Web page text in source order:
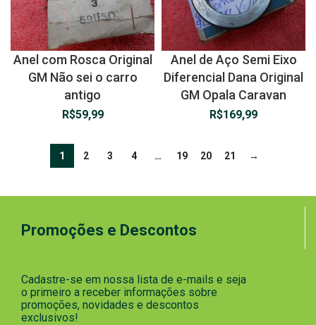
Anel com Rosca Original
GM Não sei o carro
antigo
R$59,99
Anel de Aço Semi Eixo
Diferencial Dana Original
GM Opala Caravan
R$169,99
1 2 3 4 … 19 20 21 →
Promoções e Descontos
Cadastre-se em nossa lista de e-mails e seja
o primeiro a receber informações sobre
promoções, novidades e descontos
exclusivos!